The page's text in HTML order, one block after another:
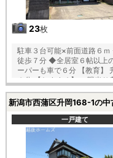
23枚
駐車３台可能×前面道路６ｍ ◆ＬＤＫ２１.５帖の南向き ◆升潟小学校が
徒歩７分 ◆全居室６帖以上の３ＬＤＫ ◆１１６号線まで車で３分 ◆ス
ーパーも車で６分 【教育】 升潟小学校 徒歩７分 西川中学校 徒歩３
３分 【おすすめ】 ・陽当り良好な３面採光のＬＤＫ、全居室２面採光
品のシステムキッチンには食洗機や浄
ムしたリビング収納は便利
新潟市西蒲区升岡168-1の中
一戸建て